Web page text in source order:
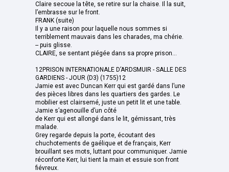
Claire secoue la tête, se retire sur la chaise. Il la suit,
l’embrasse sur le front.
FRANK (suite)
Il y a une raison pour laquelle nous sommes si
terriblement mauvais dans les charades, ma chérie.
-- puis glisse.
CLAIRE, se sentant piégée dans sa propre prison...
12PRISON INTERNATIONALE D’ARDSMUIR - SALLE DES
GARDIENS - JOUR (D3) (1755)12
Jamie est avec Duncan Kerr qui est gardé dans l’une
des pièces libres dans les quartiers des gardes. Le
mobilier est clairsemé, juste un petit lit et une table.
Jamie s’agenouille d’un côté
de Kerr qui est allongé dans le lit, gémissant, très
malade.
Grey regarde depuis la porte, écoutant des
chuchotements de gaélique et de français, Kerr
brouillant ses mots, luttant pour communiquer. Jamie
réconforte Kerr, lui tient la main et essuie son front
fiévreux.